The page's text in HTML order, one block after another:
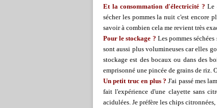
Et la consommation d'électricité ? Le
sécher les pommes la nuit c'est encore
savoir à combien cela me revient très
Pour le stockage ? Les pommes
sont aussi plus volumineuses car elles
stockage est des bocaux ou dans des
emprisonné une pincée de grains de riz.
Un petit truc en plus ? J'ai passé mes
fait l'expérience d'une clayette sans
acidulées. Je préfère les chips